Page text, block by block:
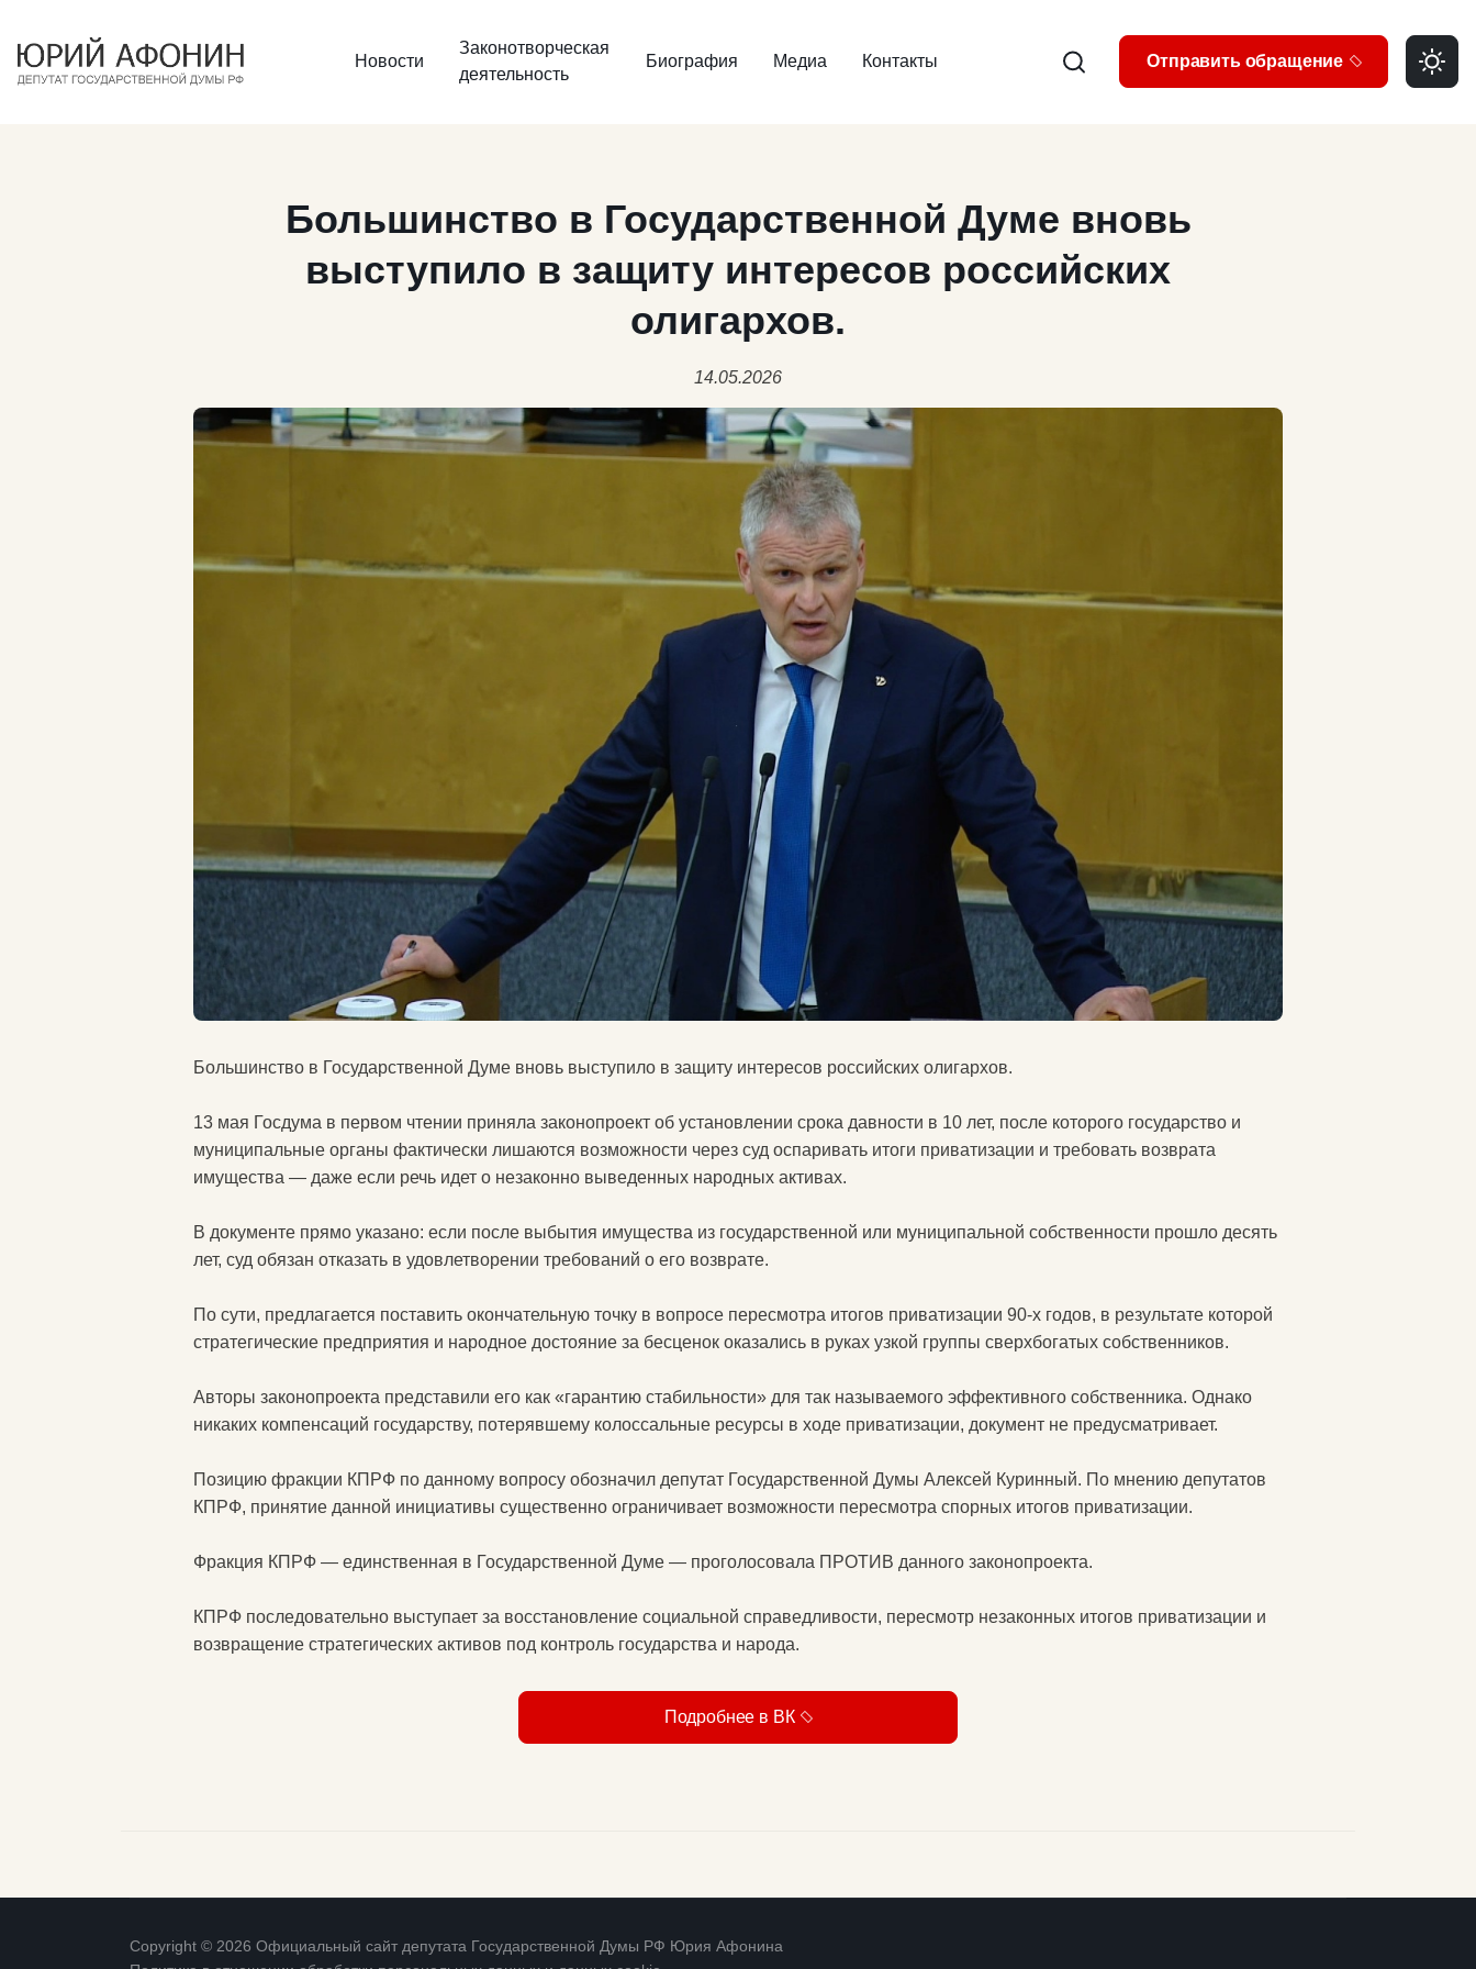
Новости
Законотворческая
деятельность
Биография Медиа Контакты
Search
Отправить обращение
Большинство в Государственной Думе вновь
выступило в защиту интересов российских
олигархов.
14.05.2026
Большинство в Государственной Думе вновь выступило в защиту интересов российских олигархов.
13 мая Госдума в первом чтении приняла законопроект об установлении срока давности в 10 лет, после которого государство и
муниципальные органы фактически лишаются возможности через суд оспаривать итоги приватизации и требовать возврата
имущества — даже если речь идет о незаконно выведенных народных активах.
В документе прямо указано: если после выбытия имущества из государственной или муниципальной собственности прошло десять
лет, суд обязан отказать в удовлетворении требований о его возврате.
По сути, предлагается поставить окончательную точку в вопросе пересмотра итогов приватизации 90-х годов, в результате которой
стратегические предприятия и народное достояние за бесценок оказались в руках узкой группы сверхбогатых собственников.
Авторы законопроекта представили его как «гарантию стабильности» для так называемого эффективного собственника. Однако
никаких компенсаций государству, потерявшему колоссальные ресурсы в ходе приватизации, документ не предусматривает.
Позицию фракции КПРФ по данному вопросу обозначил депутат Государственной Думы Алексей Куринный. По мнению депутатов
КПРФ, принятие данной инициативы существенно ограничивает возможности пересмотра спорных итогов приватизации.
Фракция КПРФ — единственная в Государственной Думе — проголосовала ПРОТИВ данного законопроекта.
КПРФ последовательно выступает за восстановление социальной справедливости, пересмотр незаконных итогов приватизации и
возвращение стратегических активов под контроль государства и народа.
Подробнее в ВК
Copyright © 2026 Официальный сайт депутата Государственной Думы РФ Юрия Афонина